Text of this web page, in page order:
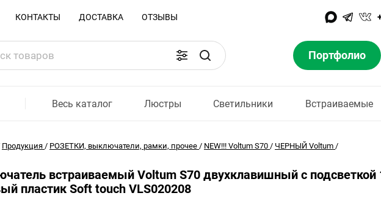
КОНТАКТЫ ДОСТАВКА ОТЗЫВЫ
Портфолио
Весь каталог Люстры Светильники Встраиваемые
Продукция / РОЗЕТКИ, выключатели, рамки, прочее / NEW!!! Voltum S70 / ЧЕРНЫЙ Voltum /
встраиваемый Voltum S70 двухклавишный с
пластик Soft touch VLS020208